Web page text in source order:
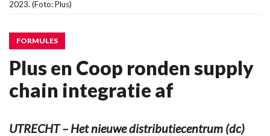
2023. (Foto: Plus)
FORMULES
Plus en Coop ronden supply
chain integratie af
UTRECHT – Het nieuwe distributiecentrum (dc)